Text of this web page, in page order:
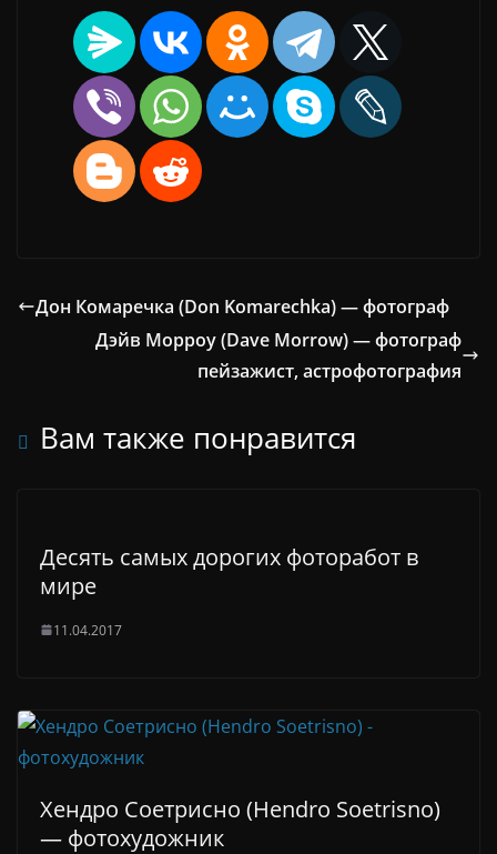
Дон Комаречка (Don Komarechka) — фотограф
Дэйв Морроу (Dave Morrow) — фотограф
пейзажист, астрофотография
Вам также понравится
Десять самых дорогих фоторабот в
мире
11.04.2017
Хендро Соетрисно (Hendro Soetrisno)
— фотохудожник